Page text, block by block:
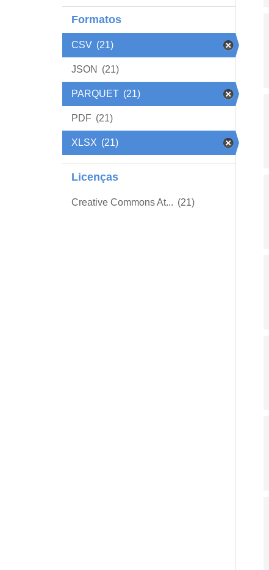
Formatos
CSV (21)
JSON (21)
PARQUET (21)
PDF (21)
XLSX (21)
Licenças
Creative Commons At... (21)